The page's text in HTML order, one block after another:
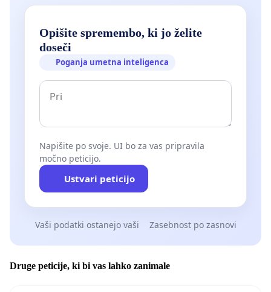
Opišite spremembo, ki jo želite
doseči
Poganja umetna inteligenca
Napišite po svoje. UI bo za vas pripravila
močno peticijo.
Ustvari peticijo
Vaši podatki ostanejo vaši Zasebnost po zasnovi
Druge peticije, ki bi vas lahko zanimale